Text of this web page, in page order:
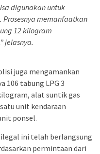
digunakan untuk
memanfaatkan
12 kilogram
jelasnya.
juga mengamankan
106 tabung LPG 3
alat suntik gas
unit kendaraan
ponsel.
ini telah berlangsung
permintaan dari